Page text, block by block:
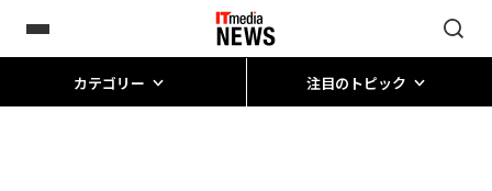
カテゴリー 注目のトピック